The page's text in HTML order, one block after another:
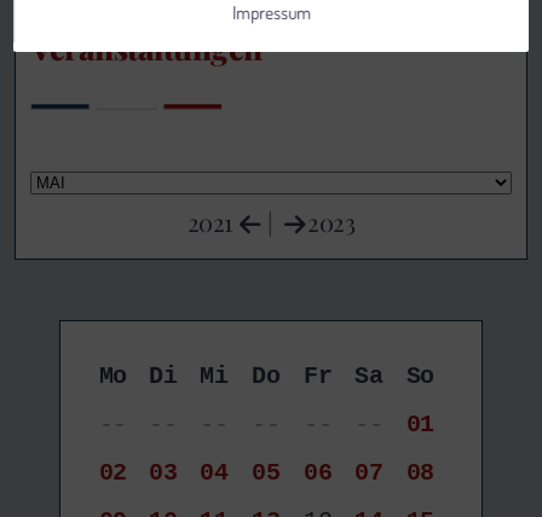
Veranstaltungen
2021 | 2023
Mo Di Mi Do Fr Sa
So
--
-- -- -- -- --
01
02
03 04 05 06 07
08
Impressum